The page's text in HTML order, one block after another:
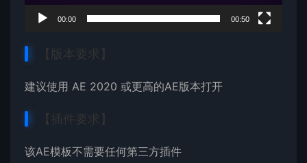
00:00 00:50
【版本要求】
建议使用 AE 2020 或更高的AE版本打开
【插件要求】
该AE模板不需要任何第三方插件